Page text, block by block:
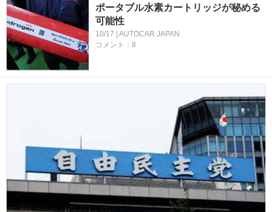
ポータブル水素カートリッジが秘める
可能性
10/17 | AUTOCAR JAPAN
コメント：8